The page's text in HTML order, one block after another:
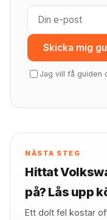
Skicka mig
Jag vill få guiden
NÄSTA STEG
Hittat
på? Lås upp
Ett dolt fel kostar